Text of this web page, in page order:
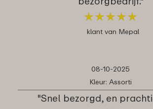
★★★★★
★★★★★
klant van Mepal
08-10-2025
Kleur: Assorti
"Snel bezorgd, en